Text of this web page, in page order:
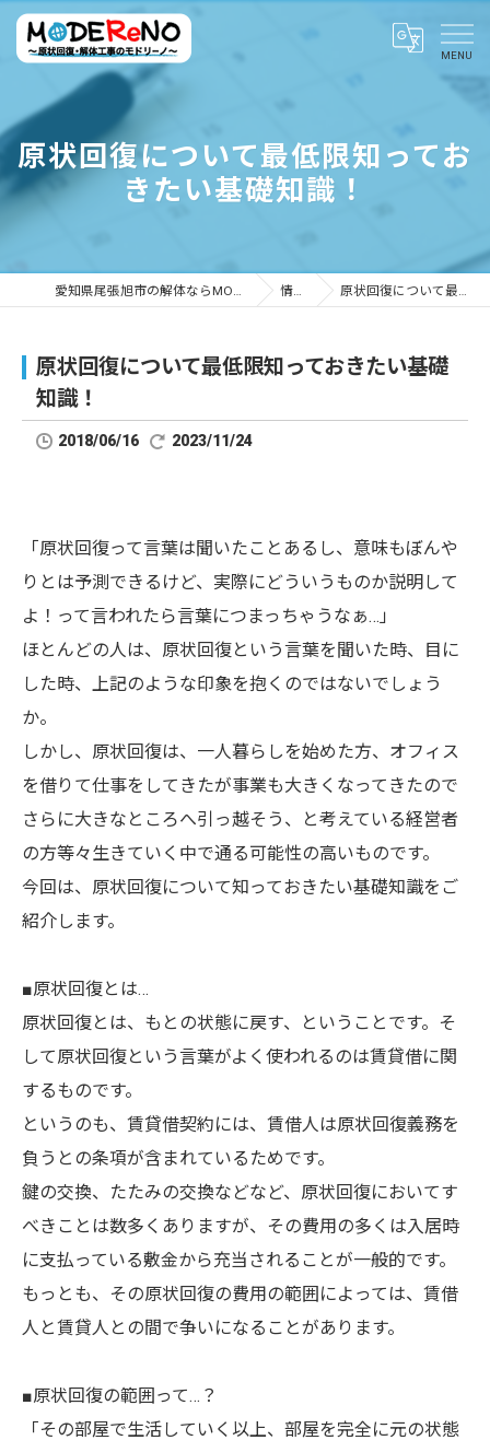
原状回復について最低限知ってお
きたい基礎知識！
愛知県尾張旭市の解体ならMODEReNO ～原状回復・解体工事のモドリーノ～ 情報ブログ 原状回復について最低限知っておきたい基礎知識！
原状回復について最低限知っておきたい基礎
知識！
2018/06/16 2023/11/24
「原状回復って言葉は聞いたことあるし、意味もぼんや
りとは予測できるけど、実際にどういうものか説明して
よ！って言われたら言葉につまっちゃうなぁ…」
ほとんどの人は、原状回復という言葉を聞いた時、目に
した時、上記のような印象を抱くのではないでしょう
か。
しかし、原状回復は、一人暮らしを始めた方、オフィス
を借りて仕事をしてきたが事業も大きくなってきたので
さらに大きなところへ引っ越そう、と考えている経営者
の方等々生きていく中で通る可能性の高いものです。
今回は、原状回復について知っておきたい基礎知識をご
紹介します。
■原状回復とは…
原状回復とは、もとの状態に戻す、ということです。そ
して原状回復という言葉がよく使われるのは賃貸借に関
するものです。
というのも、賃貸借契約には、賃借人は原状回復義務を
負うとの条項が含まれているためです。
鍵の交換、たたみの交換などなど、原状回復においてす
べきことは数多くありますが、その費用の多くは入居時
に支払っている敷金から充当されることが一般的です。
もっとも、その原状回復の費用の範囲によっては、賃借
人と賃貸人との間で争いになることがあります。
■原状回復の範囲って…？
「その部屋で生活していく以上、部屋を完全に元の状態